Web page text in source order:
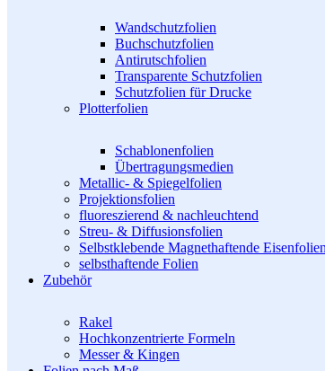
Wandschutzfolien
Buchschutzfolien
Antirutschfolien
Transparente Schutzfolien
Schutzfolien für Drucke
Plotterfolien
Schablonenfolien
Übertragungsmedien
Metallic- & Spiegelfolien
Projektionsfolien
fluoreszierend & nachleuchtend
Streu- & Diffusionsfolien
Selbstklebende Magnethaftende Eisenfolien
selbsthaftende Folien
Zubehör
Rakel
Hochkonzentrierte Formeln
Messer & Kingen